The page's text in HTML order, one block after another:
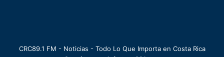
CRC89.1 FM - Noticias - Todo Lo Que Importa en Costa Rica